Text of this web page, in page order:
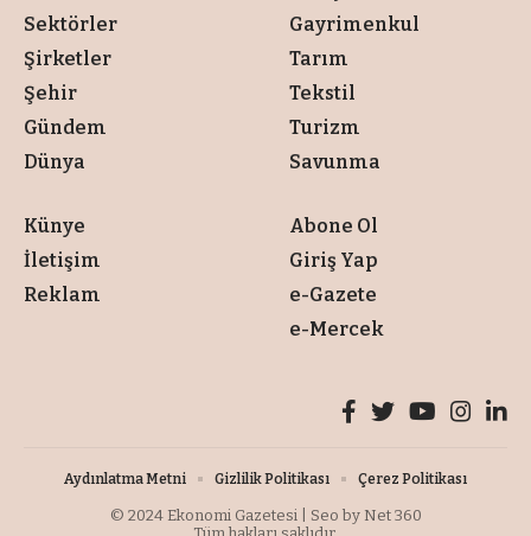
Sektörler
Şirketler
Şehir
Gündem
Dünya
Gayrimenkul
Tarım
Tekstil
Turizm
Savunma
Künye
İletişim
Reklam
Abone Ol
Giriş Yap
e-Gazete
e-Mercek
© 2024 Ekonomi Gazetesi| Seo by Net 360
Aydınlatma Metni Gizlilik Politikası Çerez Politikası